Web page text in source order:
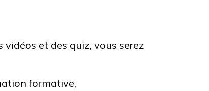
et des quiz, vous serez
formative,